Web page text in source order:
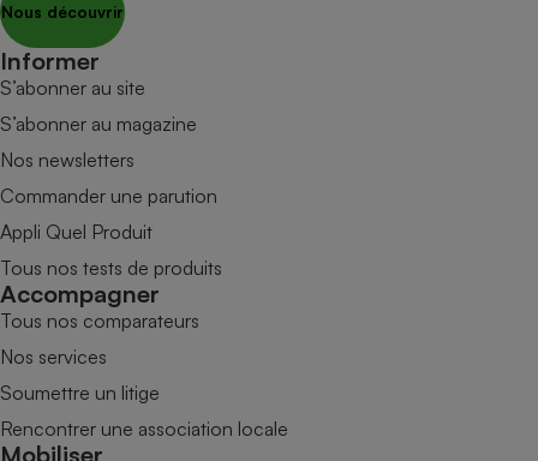
Nous découvrir
Informer
S’abonner au site
S’abonner au magazine
Nos newsletters
Commander une parution
Appli Quel Produit
Tous nos tests de produits
Accompagner
Tous nos comparateurs
Nos services
Soumettre un litige
Rencontrer une association locale
Mobiliser